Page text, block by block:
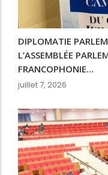
DIPLOMATIE
L’ASSEMBLÉE
FRANCOPHONIE…
juillet 7, 2026